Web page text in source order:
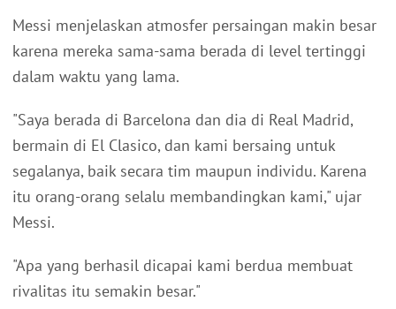
Messi menjelaskan atmosfer persaingan makin besar
karena mereka sama-sama berada di level tertinggi
dalam waktu yang lama.
"Saya berada di Barcelona dan dia di Real Madrid,
bermain di El Clasico, dan kami bersaing untuk
segalanya, baik secara tim maupun individu. Karena
itu orang-orang selalu membandingkan kami," ujar
Messi.
"Apa yang berhasil dicapai kami berdua membuat
rivalitas itu semakin besar."